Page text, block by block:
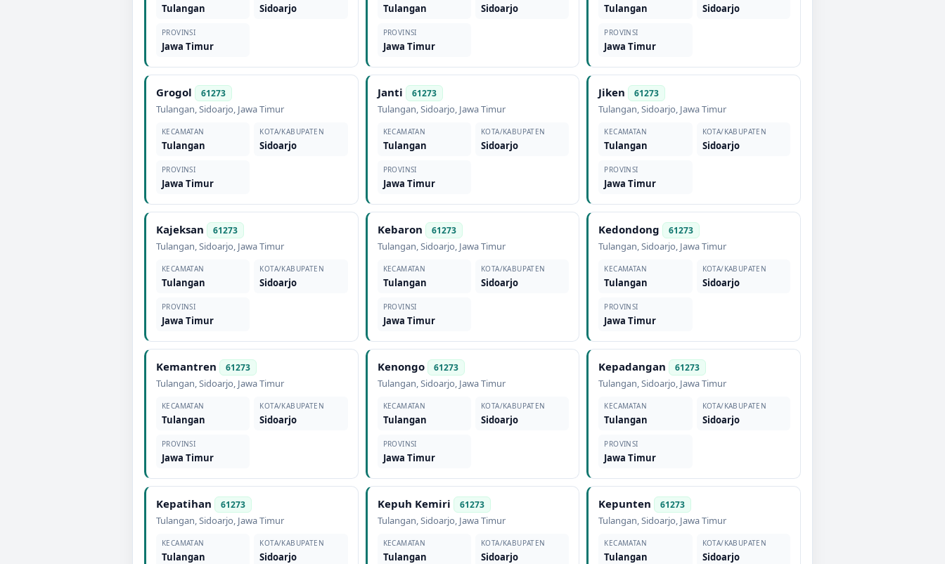
Tulangan Sidoarjo
PROVINSI
Jawa Timur
Tulangan Sidoarjo
PROVINSI
Jawa Timur
Tulangan Sidoarjo
PROVINSI
Jawa Timur
Grogol 61273
Tulangan,Sidoarjo, Jawa Timur
KECAMATAN
Tulangan
KOTA/KABUPATEN
Sidoarjo
PROVINSI
Jawa Timur
Janti 61273
Tulangan,Sidoarjo, Jawa Timur
KECAMATAN
Tulangan
KOTA/KABUPATEN
Sidoarjo
PROVINSI
Jawa Timur
Jiken 61273
Tulangan,Sidoarjo, Jawa Timur
KECAMATAN
Tulangan
KOTA/KABUPATEN
Sidoarjo
PROVINSI
Jawa Timur
Kajeksan 61273
Tulangan,Sidoarjo, Jawa Timur
KECAMATAN
Tulangan
KOTA/KABUPATEN
Sidoarjo
PROVINSI
Jawa Timur
Kebaron 61273
Tulangan,Sidoarjo, Jawa Timur
KECAMATAN
Tulangan
KOTA/KABUPATEN
Sidoarjo
PROVINSI
Jawa Timur
Kedondong 61273
Tulangan,Sidoarjo, Jawa Timur
KECAMATAN
Tulangan
KOTA/KABUPATEN
Sidoarjo
PROVINSI
Jawa Timur
Kemantren 61273
Tulangan,Sidoarjo, Jawa Timur
KECAMATAN
Tulangan
KOTA/KABUPATEN
Sidoarjo
PROVINSI
Jawa Timur
Kenongo 61273
Tulangan,Sidoarjo, Jawa Timur
KECAMATAN
Tulangan
KOTA/KABUPATEN
Sidoarjo
PROVINSI
Jawa Timur
Kepadangan 61273
Tulangan,Sidoarjo, Jawa Timur
KECAMATAN
Tulangan
KOTA/KABUPATEN
Sidoarjo
PROVINSI
Jawa Timur
Kepatihan 61273
Tulangan,Sidoarjo, Jawa Timur
KECAMATAN
Tulangan
KOTA/KABUPATEN
Sidoarjo
Kepuh Kemiri 61273
Tulangan,Sidoarjo, Jawa Timur
KECAMATAN
Tulangan
KOTA/KABUPATEN
Sidoarjo
Kepunten 61273
Tulangan,Sidoarjo, Jawa Timur
KECAMATAN
Tulangan
KOTA/KABUPATEN
Sidoarjo